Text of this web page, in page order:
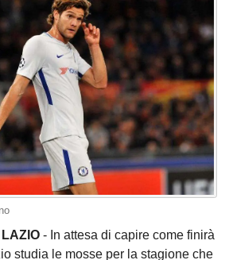
- In attesa di capire come finirà
studia le mosse per la stagione che